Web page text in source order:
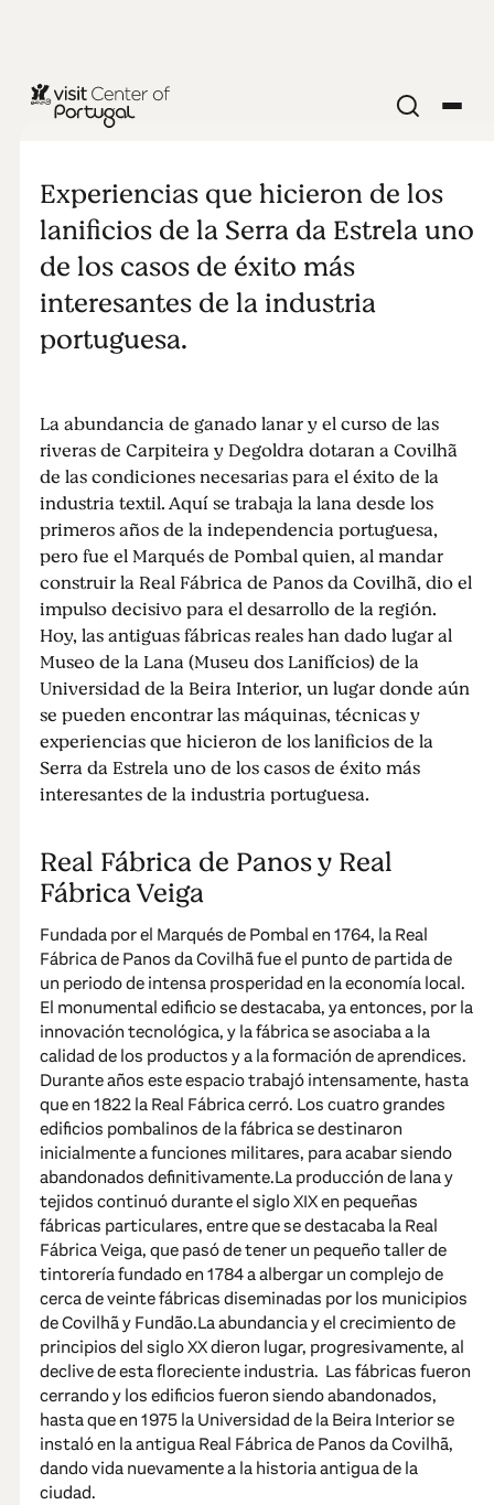
MONUMENTOS Y ATRACCIONES
Fábricas
Reales de la
Serra da
Estrela
Experiencias que hicieron de los
lanificios de la Serra da Estrela uno
de los casos de éxito más
interesantes de la industria
portuguesa.
La abundancia de ganado lanar y el curso de las
riveras de Carpiteira y Degoldra dotaran a Covilhã
de las condiciones necesarias para el éxito de la
industria textil. Aquí se trabaja la lana desde los
primeros años de la independencia portuguesa,
pero fue el Marqués de Pombal quien, al mandar
construir la Real Fábrica de Panos da Covilhã, dio el
impulso decisivo para el desarrollo de la región.
Hoy, las antiguas fábricas reales han dado lugar al
Museo de la Lana (Museu dos Lanifícios) de la
Universidad de la Beira Interior, un lugar donde aún
se pueden encontrar las máquinas, técnicas y
experiencias que hicieron de los lanificios de la
Serra da Estrela uno de los casos de éxito más
interesantes de la industria portuguesa.
Real Fábrica de Panos y Real
Fábrica Veiga
Fundada por el Marqués de Pombal en 1764, la Real
Fábrica de Panos da Covilhã fue el punto de partida de
un periodo de intensa prosperidad en la economía local.
El monumental edificio se destacaba, ya entonces, por la
innovación tecnológica, y la fábrica se asociaba a la
calidad de los productos y a la formación de aprendices.
Durante años este espacio trabajó intensamente, hasta
que en 1822 la Real Fábrica cerró. Los cuatro grandes
edificios pombalinos de la fábrica se destinaron
inicialmente a funciones militares, para acabar siendo
abandonados definitivamente.La producción de lana y
tejidos continuó durante el siglo XIX en pequeñas
fábricas particulares, entre que se destacaba la Real
Fábrica Veiga, que pasó de tener un pequeño taller de
tintorería fundado en 1784 a albergar un complejo de
cerca de veinte fábricas diseminadas por los municipios
de Covilhã y Fundão.La abundancia y el crecimiento de
principios del siglo XX dieron lugar, progresivamente, al
declive de esta floreciente industria. Las fábricas fueron
cerrando y los edificios fueron siendo abandonados,
hasta que en 1975 la Universidad de la Beira Interior se
instaló en la antigua Real Fábrica de Panos da Covilhã,
dando vida nuevamente a la historia antigua de la
ciudad.